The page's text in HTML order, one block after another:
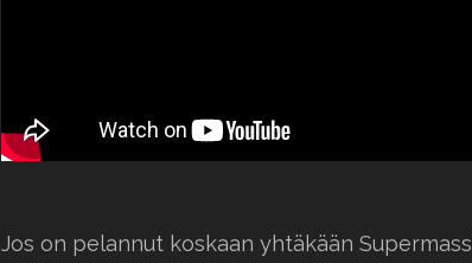
Jos on pelannut koskaan yhtäkään